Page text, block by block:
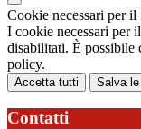
Cookie necessari per
I cookie necessari per
disabilitati. È possibile
policy.
Accetta tutti Salva
Contatti